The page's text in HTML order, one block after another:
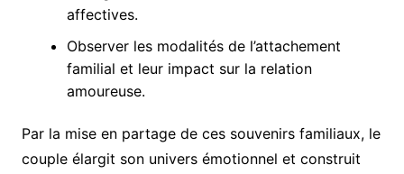
affectives.
Observer les modalités de l’attachement
familial et leur impact sur la relation
amoureuse.
Par la mise en partage de ces souvenirs familiaux, le
couple élargit son univers émotionnel et construit